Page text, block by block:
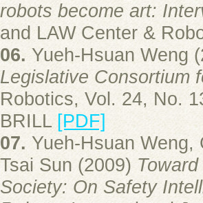
robots become art:
and LAW Center &
06. Yueh-Hsuan Weng
Legislative Consortium
Robotics, Vol. 24, No.
BRILL [PDF]
07. Yueh-Hsuan Weng,
Tsai Sun (2009)
Society: On Safety